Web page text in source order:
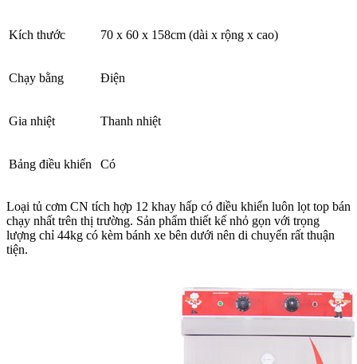
Kích thước 70 x 60 x 158cm (dài x rộng x cao)
Chạy bằng Điện
Gia nhiệt Thanh nhiệt
Bảng điều khiển Có
Loại tủ cơm CN tích hợp 12 khay hấp có điều khiển luôn lọt top bán
chạy nhất trên thị trường. Sản phẩm thiết kế nhỏ gọn với trọng
lượng chỉ 44kg có kèm bánh xe bên dưới nên di chuyển rất thuận
tiện.